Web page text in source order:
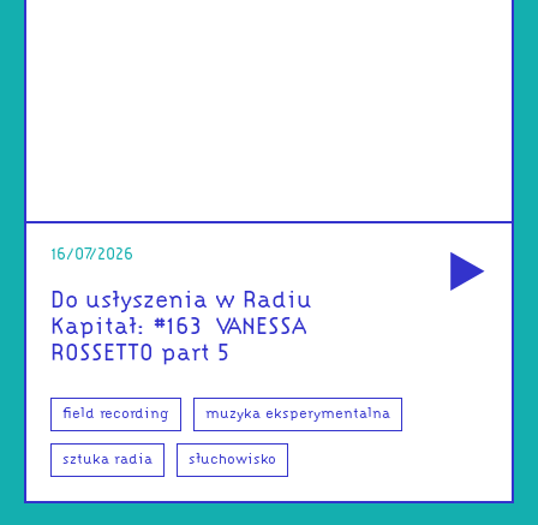
16/07/2026
Do usłyszenia w Radiu
Kapitał: #163 | VANESSA
ROSSETTO part 5
field recording muzyka eksperymentalna
sztuka radia słuchowisko